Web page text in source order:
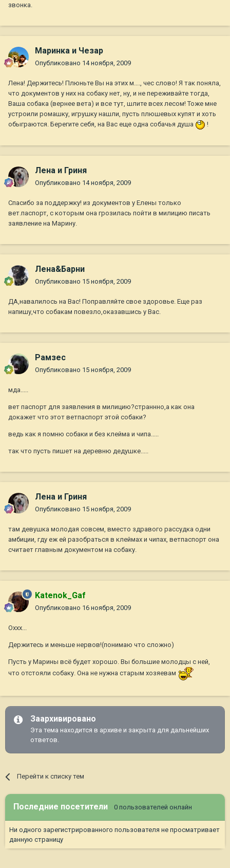
звонка.
Маринка и Чезар
Опубликовано 14 ноября, 2009
Лена! Держитесь! Плюньте Вы на этих м...., чес слово! Я так поняла,
что документов у них на собаку нет, ну, и не переживайте тогда,
Ваша собака (вернее вета) и все тут, шлите всех лесом! Тоже мне
устроили ромашку, игрушку нашли, пусть плюшевых купят и хоть
обыграются. Берегите себя, на Вас еще одна собачья душа
!
Лена и Гриня
Опубликовано 14 ноября, 2009
Спасибо за поддержку! из документов у Елены только
вет.паспорт, с которым она грозилась пойти в милицию писать
заявление на Марину.
Лена&Барни
Опубликовано 15 ноября, 2009
ДА,навалилось на Вас! Поправляйте свое здоровье. Еще раз
напишу,что собакам повезло,оказавшись у Вас.
Рамзес
Опубликовано 15 ноября, 2009
мда.....
вет паспорт для заявления в милицию?страннно,а как она
докажет что этот ветпаспорт этой собаки?
ведь как я помню собаки и без клейма и чипа.....
так что пусть пишет на деревню дедушке.....
Лена и Гриня
Опубликовано 15 ноября, 2009
там девушка молодая совсем, вместо здравого рассудка одни
амбиции, гду еж ей разобраться в клеймах и чипах, ветпаспорт она
считает главным документом на собаку.
Katenok_Gaf
Опубликовано 16 ноября, 2009
Оххх...
Держитесь и меньше нервов!(понимаю что сложно)
Пусть у Марины всё будет хорошо. Вы большие молодцы с ней,
что отстояли собаку. Она не нужна старым хозяевам
Заархивировано
Эта тема находится в архиве и закрыта для дальнейших
ответов.
Перейти к списку тем
Последние посетители 0 пользователей онлайн
Ни одного зарегистрированного пользователя не просматривает
данную страницу